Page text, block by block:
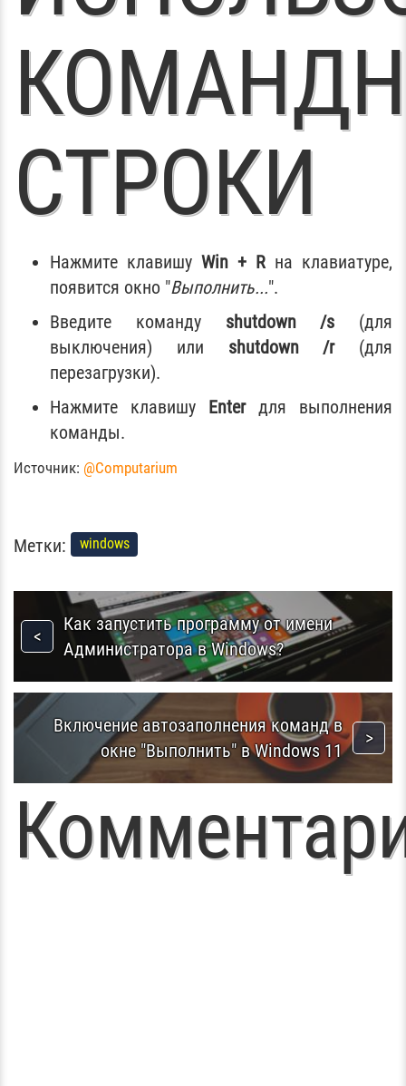
СТРОКИ
Нажмите клавишу Win + R на клавиатуре,
появится окно "Выполнить...".
Введите команду shutdown /s (для
выключения) или shutdown /r(для
перезагрузки).
Нажмите клавишу Enterдля выполнения
команды.
Источник: @Computarium
Метки: windows
Как запустить программу от имени
Администратора в Windows?
Включение автозаполнения команд в
окне "Выполнить" в Windows 11